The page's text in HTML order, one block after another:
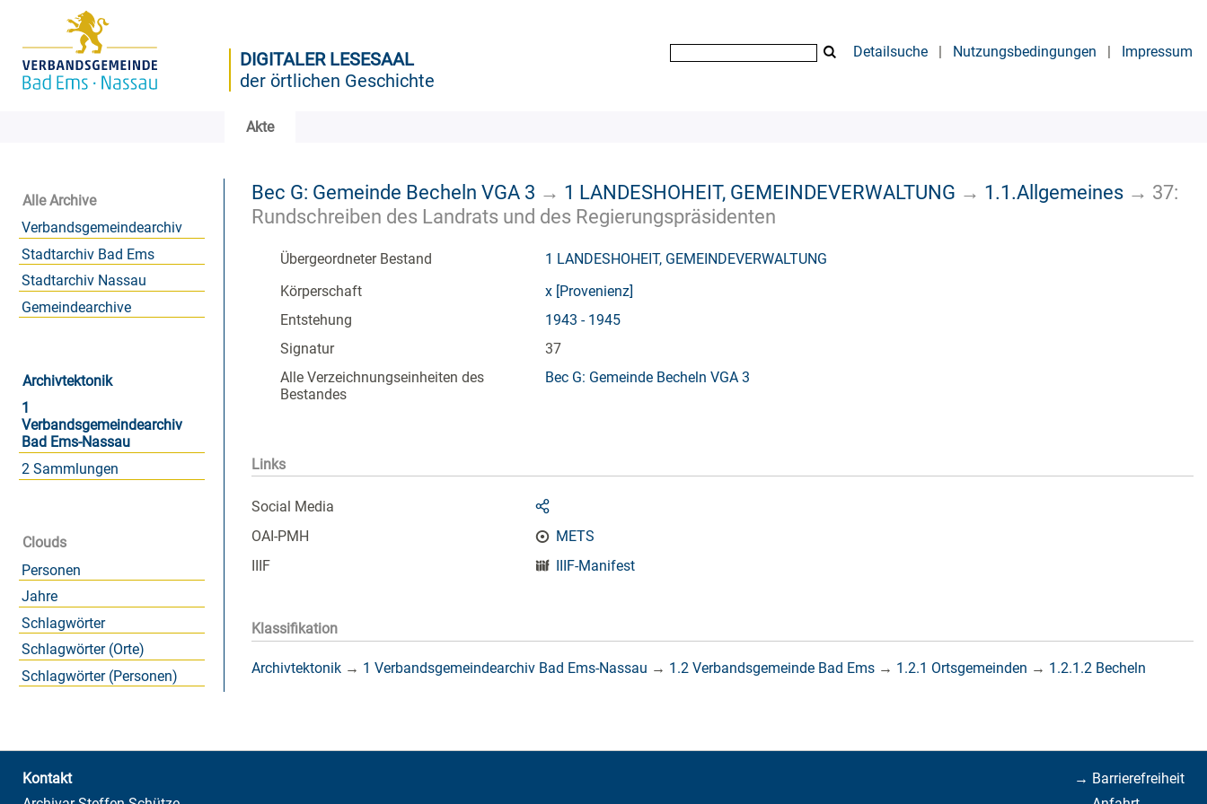
DIGITALER LESESAAL
der örtlichen Geschichte
Detailsuche | Nutzungsbedingungen | Impressum
Akte
Alle Archive
Verbandsgemeindearchiv
Stadtarchiv Bad Ems
Stadtarchiv Nassau
Gemeindearchive
Archivtektonik
1
Verbandsgemeindearchiv
Bad Ems-Nassau
2 Sammlungen
Clouds
Personen
Jahre
Schlagwörter
Schlagwörter (Orte)
Schlagwörter (Personen)
Bec G: Gemeinde Becheln VGA 3 → 1 LANDESHOHEIT, GEMEINDEVERWALTUNG → 1.1.Allgemeines → 37:
Rundschreiben des Landrats und des Regierungspräsidenten
Übergeordneter Bestand
1 LANDESHOHEIT, GEMEINDEVERWALTUNG
Körperschaft
x [Provenienz]
Entstehung
1943 - 1945
Signatur
37
Alle Verzeichnungseinheiten des
Bestandes
Bec G: Gemeinde Becheln VGA 3
Links
Social Media
OAI-PMH
METS
IIIF
IIIF-Manifest
Klassifikation
Archivtektonik → 1 Verbandsgemeindearchiv Bad Ems-Nassau → 1.2 Verbandsgemeinde Bad Ems → 1.2.1 Ortsgemeinden → 1.2.1.2 Becheln
→ Barrierefreiheit
Kontakt